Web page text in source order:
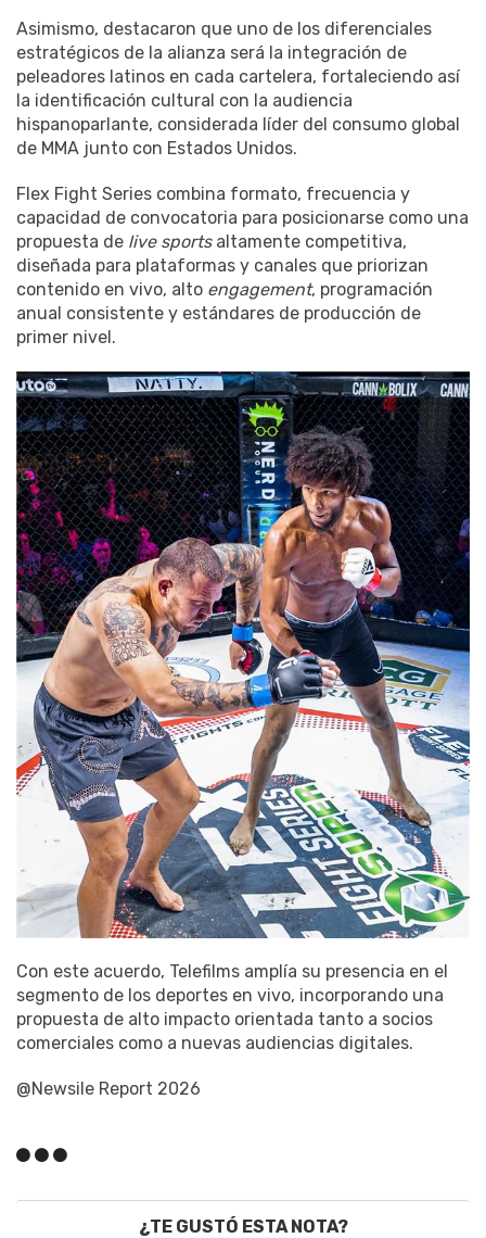
Asimismo, destacaron que uno de los diferenciales
estratégicos de la alianza será la integración de
peleadores latinos en cada cartelera, fortaleciendo así
la identificación cultural con la audiencia
hispanoparlante, considerada líder del consumo global
de MMA junto con Estados Unidos.
Flex Fight Series combina formato, frecuencia y
capacidad de convocatoria para posicionarse como una
propuesta de live sportsaltamente competitiva,
diseñada para plataformas y canales que priorizan
contenido en vivo, alto engagement, programación
anual consistente y estándares de producción de
primer nivel.
Con este acuerdo, Telefilms amplía su presencia en el
segmento de los deportes en vivo, incorporando una
propuesta de alto impacto orientada tanto a socios
comerciales como a nuevas audiencias digitales.
@Newsile Report 2026
¿TE GUSTÓ ESTA NOTA?